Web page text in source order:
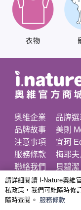
衣物
奧維企業
品牌故事
注意事項
服務條款
聯絡我們
品牌選
美則
宜珂
梅耶夫
貝碧
© 2026 奧維商城版
請詳細閱讀 I-Nature奧維
私政策，我們可能隨時修
隨時查閱。 服務條款